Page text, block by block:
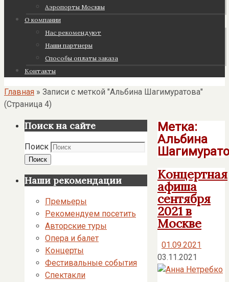
Аэропорты Москвы
О компании
Нас рекомендуют
Наши партнеры
Cпособы оплаты заказа
Контакты
Главная » Записи с меткой "Альбина Шагимуратова"
(Страница 4)
Метка:
Альбина
Концертная
афиша
сентября
2021 в
Москве
01.09.2021
03.11.2021
Поиск на сайте
Поиск
Поиск
Наши рекомендации
Премьеры
Рекомендуем посетить
Авторские туры
Опера и балет
Концерты
Фестивальные события
Спектакли